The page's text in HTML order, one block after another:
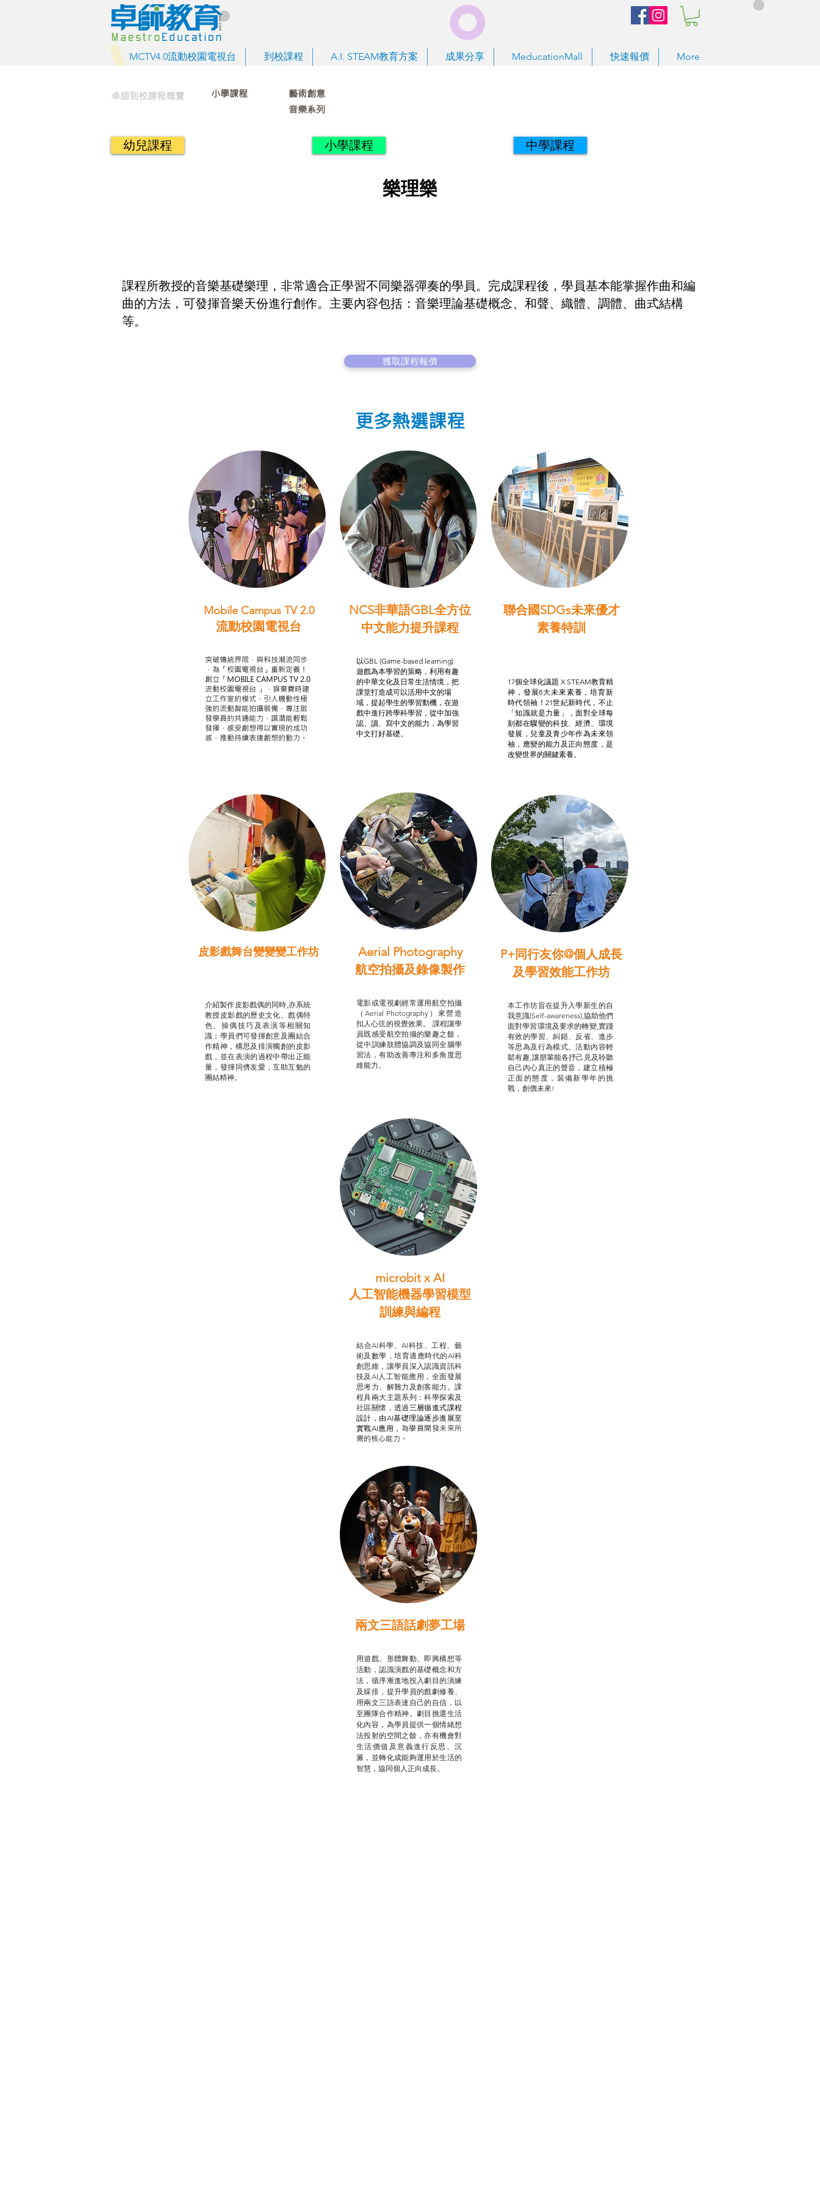
MCTV4.0流動校園電視台 到校課程 A.I. STEAM教育方案 成果分享 MeducationMall 快速報價 More
卓師到校課程概覽
小學課程
音樂系列
藝術創意
課程所教授的音樂基礎樂理，非常適合正學習不同樂器彈奏的學員。完成課程後，學員基本能掌握作曲和編
曲的方法，可發揮音樂天份進行創作。主要內容包括：音樂理論基礎概念、和聲、織體、調體、曲式結構
等。
獲取課程報價
幼兒課程 小學課程 中學課程
樂理樂
更多熱選課程
Mobile Campus TV 2.0
流動校園電視台
突破傳統界限，與科技潮流同步
，為「校園電視台」重新定義！
創立「MOBILE CAMPUS TV 2.0
流動校園電視台 」，摒棄費時建
立工作室的模式，引人機動性極
強的流動智能拍攝裝備，專注啟
發學員的共通能力，譔潛能輕鬆
發揮，感受創想得以實現的成功
感，推動持續表達創想的動力。
皮影戲舞台變變變工作坊
介紹製作皮影戲偶的同時,亦系統
教授皮影戲的歷史文化、戲偶特
色、操偶技巧及表演等相關知
識；學員們可發揮創意及團結合
作精神，構思及排演獨創的皮影
戲，並在表演的過程中帶出正能
量，發揮同儕友愛，互助互勉的
團結精神。
NCS非華語GBL全方位
中文能力提升課程
以GBL (Game-based learning)
遊戲為本學習的策略，利用有趣
的中華文化及日常生活情境，把
課堂打造成可以活用中文的場
域，提起學生的學習動機，在遊
戲中進行跨學科學習，從中加強
認、讀、寫中文的能力，為學習
中文打好基礎。
Aerial Photography
航空拍攝及錄像製作
電影或電視劇經常運用航空拍攝
（Aerial Photography）來營造
扣人心弦的視覺效果。 課程讓學
員既感受航空拍攝的樂趣之餘，
從中訓練肢體協調及協同全腦學
習法，有助改善專注和多角度思
維能力。
聯合國SDGs未來優才
素養特訓
17個全球化議題 X STEAM教育精
神，發展8大未來素養，培育新
時代領袖！21世紀新時代，不止
「知識就是力量」，面對全球每
刻都在驟變的科技、經濟、環境
發展，兒童及青少年作為未來領
袖，應變的能力及正向態度，是
改變世界的關鍵素養。
P+同行友你@個人成長
及學習效能工作坊
本工作坊旨在提升入學新生的自
我意識(Self-awareness),協助他們
面對學習環境及要求的轉變,實踐
有效的學習、糾錯、反省、進步
等思為及行為模式。活動內容輕
鬆有趣,讓朋輩能各抒己見及聆聽
自己內心真正的聲音，建立積極
正面的態度，裝備新學年的挑
戰，創價未來!
microbit x AI
人工智能機器學習模型
訓練與編程
結合AI科學、AI科技、工程、藝
術及數學，培育適應時代的AI科
創思維，讓學員深入認識資訊科
技及AI人工智能應用，全面發展
思考力、解難力及創客能力。課
程具兩大主題系列：科學探索及
社區關懷，透過 三層循進式課程
設計， 由AI基礎理論逐步進展至
實戰AI應用， 為學員開發未來所
需的核心能力。
兩文三語話劇夢工場
用遊戲、形體舞動、即興構想等
活動，認識演戲的基礎概念和方
法，循序漸進地投入劇目的演練
及綵排，提升學員的戲劇修養、
用兩文三語表達自己的自信，以
至團隊合作精神。劇目挑選生活
化內容，為學員提供一個情緒想
法投射的空間之餘，亦有機會對
生活價值及意義進行反思、沉
澱，並轉化成能夠運用於生活的
智慧，協同個人正向成長。